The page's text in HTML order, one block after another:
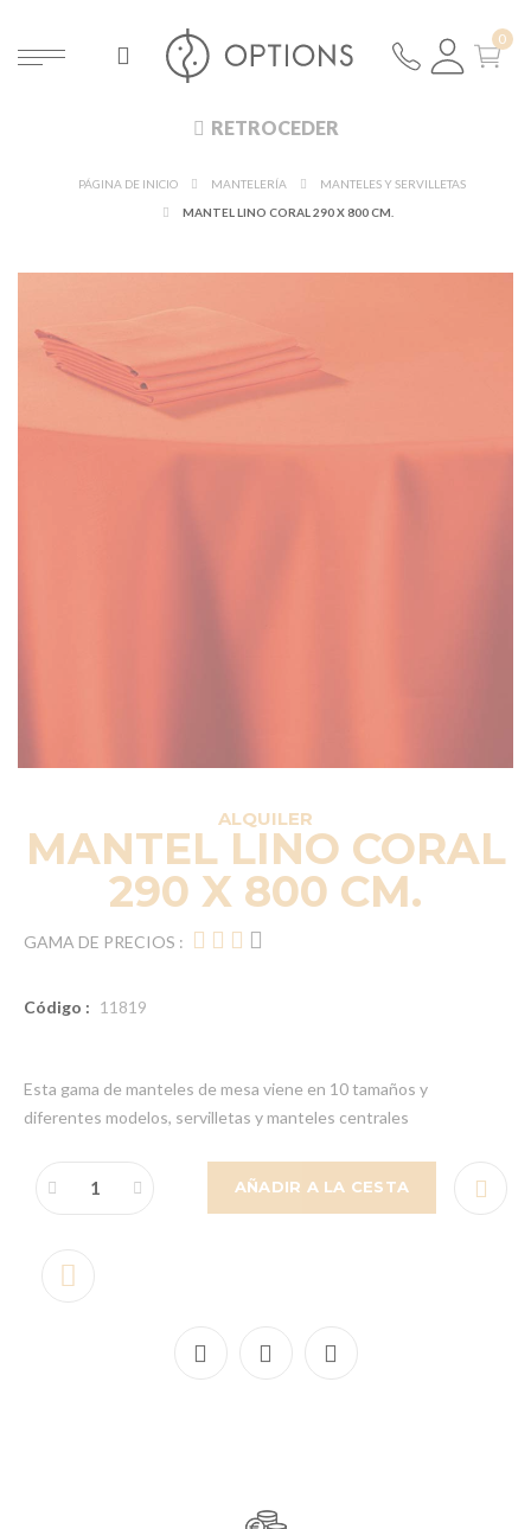
RETROCEDER
PÁGINA DE INICIO MANTELERÍA
MANTELES Y SERVILLETAS
MANTEL LINO CORAL 290 X 800 CM.
ALQUILER
MANTEL LINO CORAL
290 X 800 CM.
GAMA DE PRECIOS :
Código : 11819
Esta gama de manteles de mesa viene en 10 tamaños y
diferentes modelos, servilletas y manteles centrales
AÑADIR A LA CESTA